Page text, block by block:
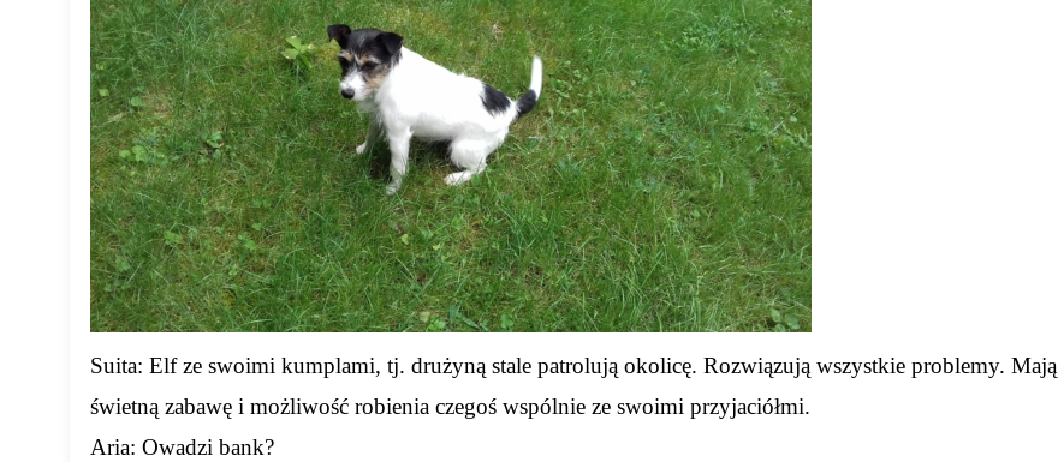
Suita: Elf ze swoimi kumplami, tj. drużyną stale patrolują okolicę. Rozwiązują wszystkie problemy. Mają
świetną zabawę i możliwość robienia czegoś wspólnie ze swoimi przyjaciółmi.
Aria: Owadzi bank?